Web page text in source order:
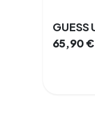
65,90€